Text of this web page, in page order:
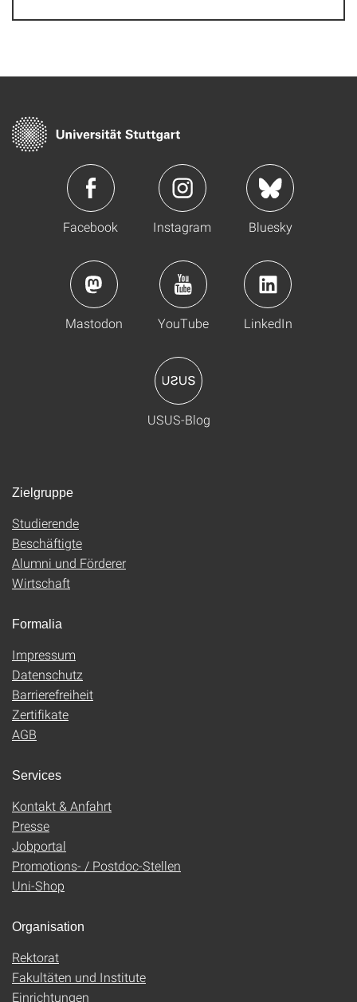
Facebook Instagram Bluesky
Mastodon YouTube LinkedIn
USUS-Blog
Zielgruppe
Studierende
Beschäftigte
Alumni und Förderer
Wirtschaft
Formalia
Impressum
Datenschutz
Barrierefreiheit
Zertifikate
AGB
Services
Kontakt & Anfahrt
Presse
Jobportal
Promotions- / Postdoc-Stellen
Uni-Shop
Organisation
Rektorat
Fakultäten und Institute
Einrichtungen